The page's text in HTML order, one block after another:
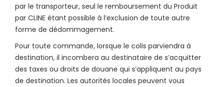
par le transporteur, seul le remboursement du Produit
par CLINE étant possible à l’exclusion de toute autre
forme de dédommagement.
Pour toute commande, lorsque le colis parviendra à
destination, il incombera au destinataire de s’acquitter
des taxes ou droits de douane qui s’appliquent au pays
de destination. Les autorités locales peuvent vous